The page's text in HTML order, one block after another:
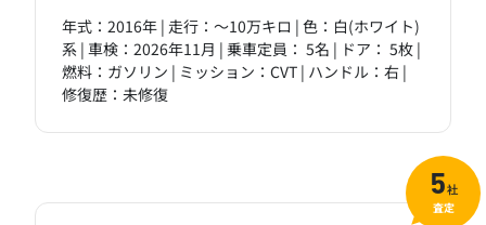
年式：2016年 | 走行：～10万キロ | 色：白(ホワイト)
系 | 車検：2026年11月 | 乗車定員： 5名 | ドア： 5枚 |
燃料：ガソリン | ミッション：CVT | ハンドル：右 |
修復歴：未修復
5社
査定